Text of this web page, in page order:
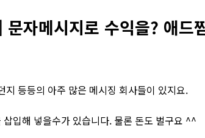
자메시지로 수익을? 애드
등등의 아주 많은 메시징 회사들이 있지요.
입해 넣을수가 있습니다. 물론 돈도 벌구요 ^^